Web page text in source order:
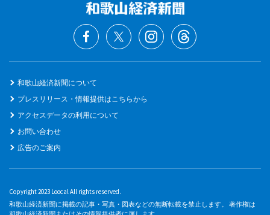
和歌山経済新聞について
プレスリリース・情報提供はこちらから
アクセスデータの利用について
お問い合わせ
広告のご案内
Copyright 2023 Loocal All rights reserved.
和歌山経済新聞に掲載の記事・写真・図表などの無断転載を禁止します。 著作権は